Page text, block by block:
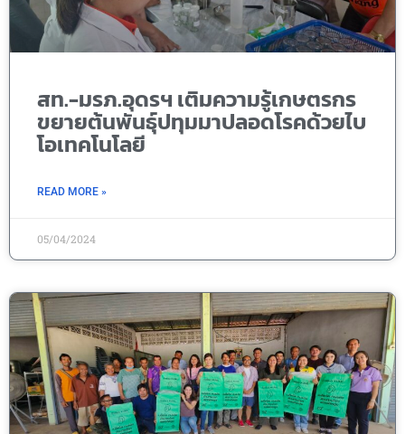
สท.-มรภ.อุดรฯ เติมความรู้เกษตรกร
ขยายต้นพันธุ์ปทุมมาปลอดโรคด้วยไบ
โอเทคโนโลยี
READ MORE »
05/04/2024